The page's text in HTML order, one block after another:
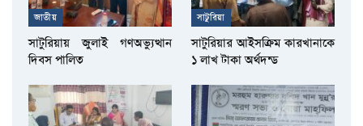
জাতীয়
সাটুরিয়ায় জুলাই গণঅভ্যুত্থান
দিবস পালিত
সাটুরিয়া
সাটুরিয়ার আইসক্রিম কারখানাকে
১ লাখ টাকা অর্থদন্ড